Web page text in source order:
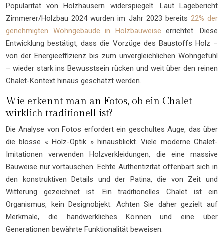
Popularität von Holzhäusern widerspiegelt. Laut Lagebericht
Zimmerer/Holzbau 2024 wurden im Jahr 2023 bereits 22% der
genehmigten Wohngebäude in Holzbauweise errichtet. Diese
Entwicklung bestätigt, dass die Vorzüge des Baustoffs Holz –
von der Energieeffizienz bis zum unvergleichlichen Wohngefühl
– wieder stark ins Bewusstsein rücken und weit über den reinen
Chalet-Kontext hinaus geschätzt werden.
Wie erkennt man an Fotos, ob ein Chalet
wirklich traditionell ist?
Die Analyse von Fotos erfordert ein geschultes Auge, das über
die blosse « Holz-Optik » hinausblickt. Viele moderne Chalet-
Imitationen verwenden Holzverkleidungen, die eine massive
Bauweise nur vortäuschen. Echte Authentizität offenbart sich in
den konstruktiven Details und der Patina, die von Zeit und
Witterung gezeichnet ist. Ein traditionelles Chalet ist ein
Organismus, kein Designobjekt. Achten Sie daher gezielt auf
Merkmale, die handwerkliches Können und eine über
Generationen bewährte Funktionalität beweisen.